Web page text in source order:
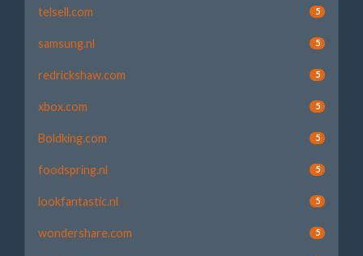
telsell.com 5
samsung.nl 5
redrickshaw.com 5
xbox.com 5
Boldking.com 5
foodspring.nl 5
lookfantastic.nl 5
wondershare.com 5